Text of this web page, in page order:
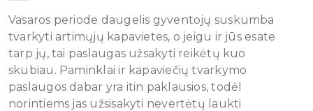
Vasaros periode daugelis gyventojų suskumba
tvarkyti artimųjų kapavietes, o jeigu ir jūs esate
tarp jų, tai paslaugas užsakyti reikėtų kuo
skubiau. Paminklai ir kapaviečių tvarkymo
paslaugos dabar yra itin paklausios, todėl
norintiems jas užsisakyti nevertėtų laukti